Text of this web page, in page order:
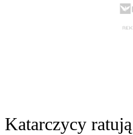
Katarczycy